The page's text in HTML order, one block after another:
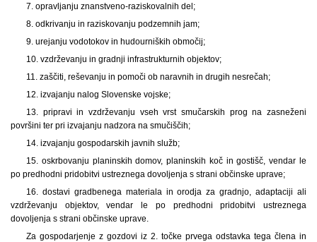
7. opravljanju znanstveno-raziskovalnih del;
8. odkrivanju in raziskovanju podzemnih jam;
9. urejanju vodotokov in hudourniških območij;
10. vzdrževanju in gradnji infrastrukturnih objektov;
11. zaščiti, reševanju in pomoči ob naravnih in drugih nesrečah;
12. izvajanju nalog Slovenske vojske;
13. pripravi in vzdrževanju vseh vrst smučarskih prog na zasneženi
površini ter pri izvajanju nadzora na smučiščih;
14. izvajanju gospodarskih javnih služb;
15. oskrbovanju planinskih domov, planinskih koč in gostišč, vendar le
po predhodni pridobitvi ustreznega dovoljenja s strani občinske uprave;
16. dostavi gradbenega materiala in orodja za gradnjo, adaptaciji ali
vzdrževanju objektov, vendar le po predhodni pridobitvi ustreznega
dovoljenja s strani občinske uprave.
Za gospodarjenje z gozdovi iz 2. točke prvega odstavka tega člena in